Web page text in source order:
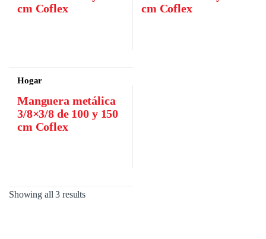
cm Coflex
cm Coflex
Hogar
Manguera metálica
3/8×3/8 de 100 y 150
cm Coflex
Showing all 3 results